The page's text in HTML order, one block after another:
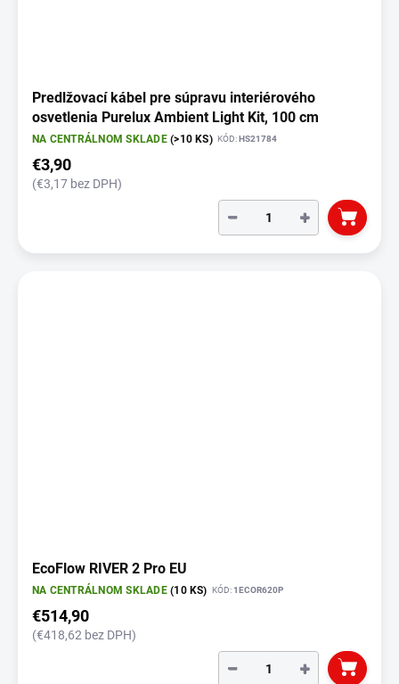
Predlžovací kábel pre súpravu interiérového
osvetlenia Purelux Ambient Light Kit, 100 cm
NA CENTRÁLNOM SKLADE(>10 KS) KÓD:HS21784
€3,90
(€3,17 bez DPH)
+
−
EcoFlow RIVER 2 Pro EU
NA CENTRÁLNOM SKLADE(10 KS) KÓD:1ECOR620P
€514,90
(€418,62 bez DPH)
+
−